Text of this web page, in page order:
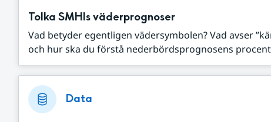
Tolka SMHIs väderprognoser
Vad betyder egentligen vädersymbolen? Vad avser
och hur ska du förstå nederbördsprognosens
Data